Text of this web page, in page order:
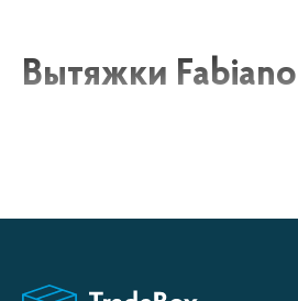
Вытяжки Fabiano
Вытяжки Fabiano — идеальное